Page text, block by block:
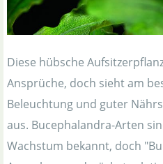
Diese hübsche
Ansprüche, doch sieht am
Beleuchtung und guter
aus. Bucephalandra-Arten
Wachstum bekannt, doch